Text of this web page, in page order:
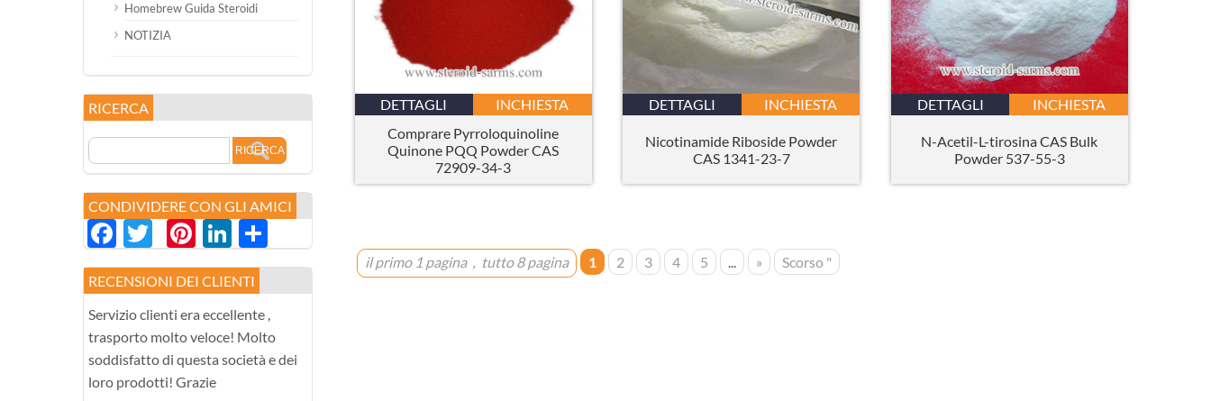
DETTAGLI
INCHIESTA
Comprare Pyrroloquinoline
Quinone PQQ Powder CAS
72909-34-3
DETTAGLI INCHIESTA
Nicotinamide Riboside Powder
CAS 1341-23-7
DETTAGLI INCHIESTA
N-Acetil-L-tirosina CAS Bulk
Powder 537-55-3
il primo 1 pagina，tutto 8 pagina 1 2 3 4 5 ... » Scorso "
Homebrew Guida Steroidi
NOTIZIA
RICERCA
CONDIVIDERE CON GLI AMICI
Facebook
Twitter
Pinterest
LinkedIn
享
RECENSIONI DEI CLIENTI
Servizio clienti era eccellente ,
trasporto molto veloce! Molto
soddisfatto di questa società e dei
loro prodotti! Grazie